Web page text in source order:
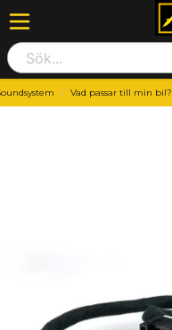
Vad passar till min bil?